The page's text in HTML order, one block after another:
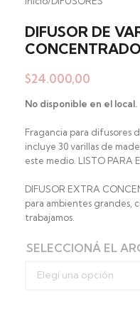
DIFUSOR DE
$24.000,00
No disponible en el local.
Fragancia para difusores
incluye 30 varillas de
este medio. LISTO PARA
DIFUSOR EXTRA
para ambientes grandes,
trabajamos.
SELECCIONÁ EL